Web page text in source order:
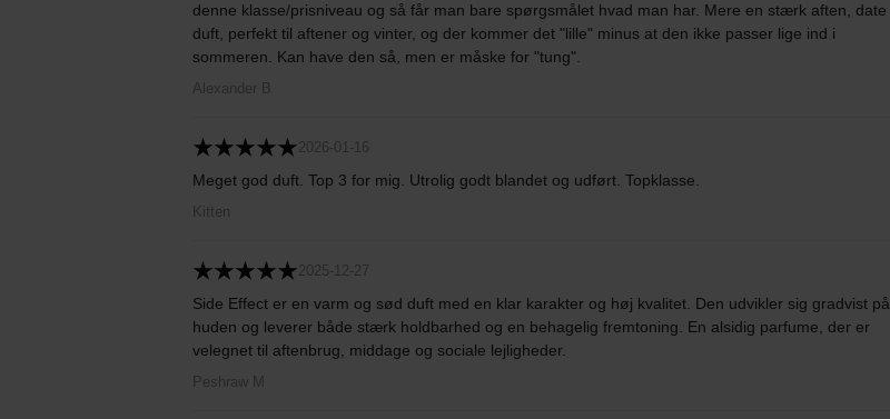
denne klasse/prisniveau og så får man bare spørgsmålet hvad man har. Mere en stærk aften, date
duft, perfekt til aftener og vinter, og der kommer det "lille" minus at den ikke passer lige ind i
sommeren. Kan have den så, men er måske for "tung".
Alexander B
2026-01-16
Meget god duft. Top 3 for mig. Utrolig godt blandet og udført. Topklasse.
Kitten
2025-12-27
Side Effect er en varm og sød duft med en klar karakter og høj kvalitet. Den udvikler sig gradvist på
huden og leverer både stærk holdbarhed og en behagelig fremtoning. En alsidig parfume, der er
velegnet til aftenbrug, middage og sociale lejligheder.
Peshraw M